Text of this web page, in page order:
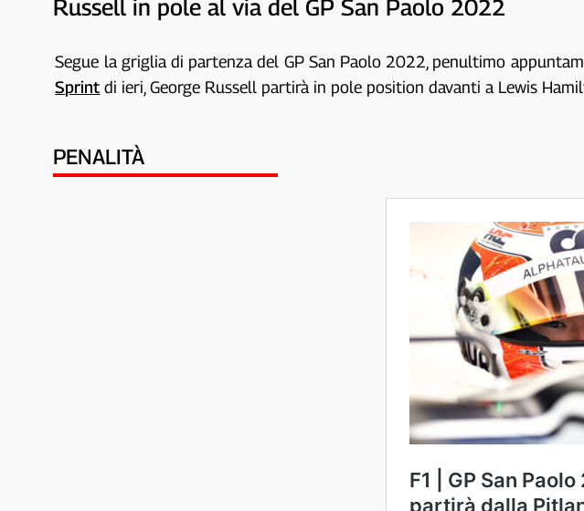
Russell in pole al via del GP San Paolo 2022
Segue la griglia di partenza del GP San Paolo 2022, penultimo
Sprint di ieri, George Russell partirà in pole position davanti a Lewis
PENALITÀ